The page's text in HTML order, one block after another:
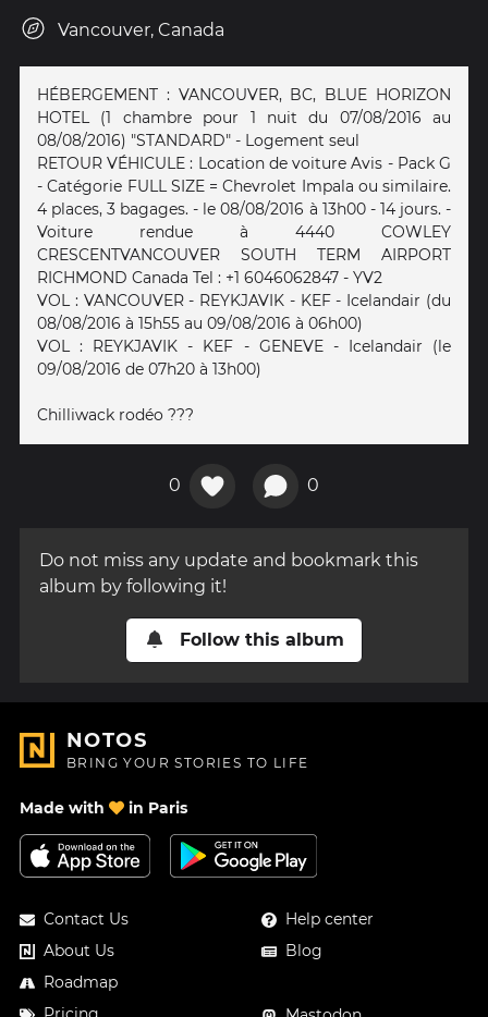
Vancouver, Canada
HÉBERGEMENT : VANCOUVER, BC, BLUE HORIZON
HOTEL (1 chambre pour 1 nuit du 07/08/2016 au
08/08/2016) "STANDARD" - Logement seul
RETOUR VÉHICULE : Location de voiture Avis - Pack G
- Catégorie FULL SIZE = Chevrolet Impala ou similaire.
4 places, 3 bagages. - le 08/08/2016 à 13h00 - 14 jours. -
Voiture rendue à 4440 COWLEY
CRESCENTVANCOUVER SOUTH TERM AIRPORT
RICHMOND Canada Tel : +1 6046062847 - YV2
VOL : VANCOUVER - REYKJAVIK - KEF - Icelandair (du
08/08/2016 à 15h55 au 09/08/2016 à 06h00)
VOL : REYKJAVIK - KEF - GENEVE - Icelandair (le
09/08/2016 de 07h20 à 13h00)
Chilliwack rodéo ???
0 0
Do not miss any update and bookmark this
album by following it!
Follow this album
NOTOS
BRING YOUR STORIES TO LIFE
Made with in Paris
Contact Us
About Us
Roadmap
Help center
Blog